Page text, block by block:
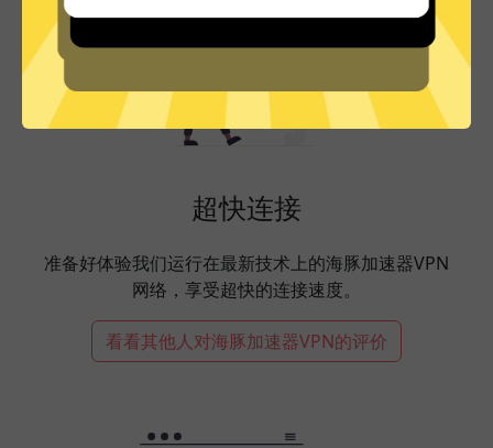
超快连接
准备好体验我们运行在最新技术上的海豚加速器VPN
网络，享受超快的连接速度。
看看其他人对海豚加速器VPN的评价